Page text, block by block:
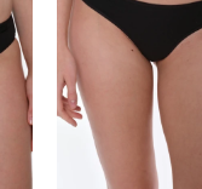
SELECCIONAR TALLE